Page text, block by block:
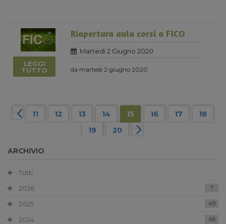
LEGGI
TUTTO
Riapertura aula corsi a FICO
Martedi 2 Giugno 2020
da martedi 2 giugno 2020
11 12 13 14 15 16 17
18
19
20
ARCHIVIO
Tutti
2026
7
2025 49
2024 46